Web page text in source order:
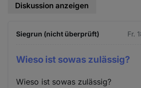
Diskussion anzeigen
Siegrun (nicht überprüft) Fr.
Wieso ist sowas zulässig?
Wieso ist sowas zulässig?